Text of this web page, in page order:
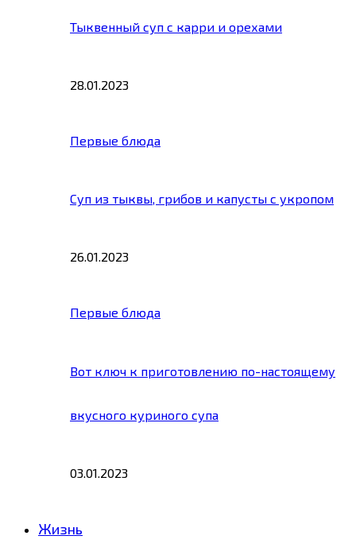
Тыквенный суп с карри и орехами
28.01.2023
Первые блюда
Суп из тыквы, грибов и капусты с укропом
26.01.2023
Первые блюда
Вот ключ к приготовлению по-настоящему
вкусного куриного супа
03.01.2023
Жизнь